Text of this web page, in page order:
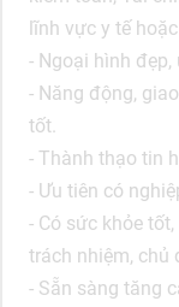
lĩnh vực y tế
- Ngoại hình đẹp,
- Năng động,
tốt.
- Thành thạo tin
- Ưu tiên có
- Có sức khỏe
trách nhiệm, chủ
- Sẵn sàng tăng